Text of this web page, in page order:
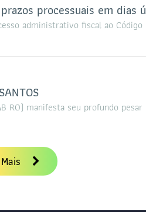
processuais em dias
administrativo fiscal ao Código
RO) manifesta seu profundo